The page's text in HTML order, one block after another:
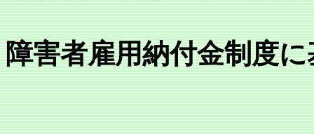
障害者雇用納付金制度